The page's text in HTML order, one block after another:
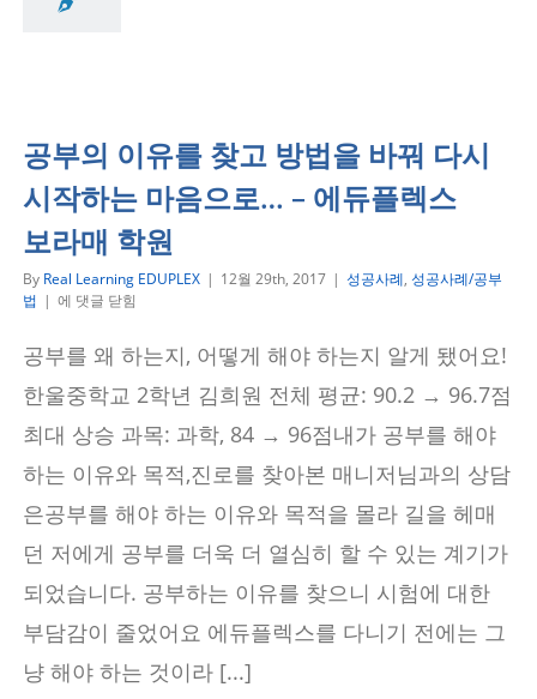
공사례/공부법
공부의 이유를 찾고 방법을 바꿔 다시
시작하는 마음으로… – 에듀플렉스
보라매 학원
By Real Learning EDUPLEX | 12월 29th, 2017 | 성공사례, 성공사례/공부
법 | 공
이
유
를
찾
고
방
을
꿔
다
시
시
작
하
는
에 댓글 닫힘
공부를 왜 하는지, 어떻게 해야 하는지 알게 됐어요!
한울중학교 2학년 김희원 전체 평균: 90.2 → 96.7점
최대 상승 과목: 과학, 84 → 96점내가 공부를 해야
하는 이유와 목적,진로를 찾아본 매니저님과의 상담
은공부를 해야 하는 이유와 목적을 몰라 길을 헤매
던 저에게 공부를 더욱 더 열심히 할 수 있는 계기가
되었습니다. 공부하는 이유를 찾으니 시험에 대한
부담감이 줄었어요 에듀플렉스를 다니기 전에는 그
냥 해야 하는 것이라 [...]